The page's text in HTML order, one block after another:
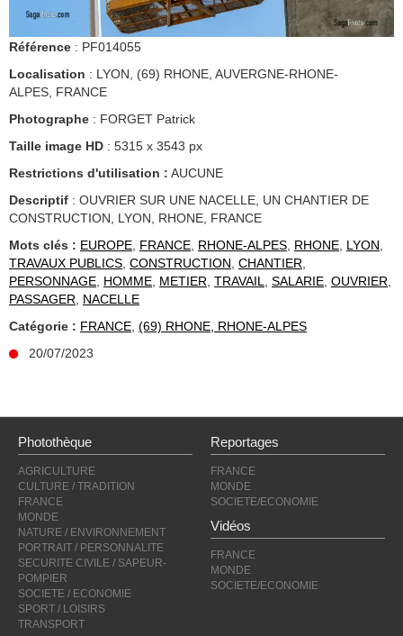
Référence : PF014055
Localisation : LYON, (69) RHONE, AUVERGNE-RHONE-
ALPES, FRANCE
Photographe : FORGET Patrick
Taille image HD : 5315 x 3543 px
Restrictions d'utilisation : AUCUNE
Descriptif : OUVRIER SUR UNE NACELLE, UN CHANTIER DE
CONSTRUCTION, LYON, RHONE, FRANCE
Mots clés : EUROPE, FRANCE, RHONE-ALPES, RHONE, LYON,
TRAVAUX PUBLICS, CONSTRUCTION, CHANTIER,
PERSONNAGE, HOMME, METIER, TRAVAIL, SALARIE, OUVRIER,
PASSAGER, NACELLE
Catégorie : FRANCE, (69) RHONE, RHONE-ALPES
20/07/2023
Photothèque
AGRICULTURE
CULTURE / TRADITION
FRANCE
MONDE
NATURE / ENVIRONNEMENT
PORTRAIT / PERSONNALITE
SECURITE CIVILE / SAPEUR-
POMPIER
SOCIETE / ECONOMIE
SPORT / LOISIRS
TRANSPORT
Reportages
FRANCE
MONDE
SOCIETE/ECONOMIE
Vidéos
FRANCE
MONDE
SOCIETE/ECONOMIE